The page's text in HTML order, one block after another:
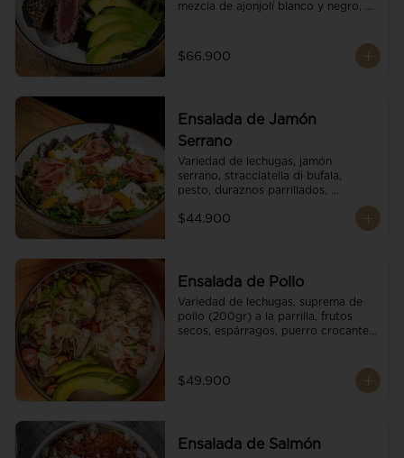
mezcla de ajonjolí blanco y negro,
parmesano, puerro crocante y
reducción de balsámico.
$66.900
Ensalada de Jamón
Serrano
Variedad de lechugas, jamón
serrano, stracciatella di bufala,
pesto, duraznos parrillados,
tomate cherry y vinagreta
$44.900
Ensalada de Pollo
Variedad de lechugas, suprema de
pollo (200gr) a la parrilla, frutos
secos, espárragos, puerro crocante,
balsámico.
$49.900
Ensalada de Salmón